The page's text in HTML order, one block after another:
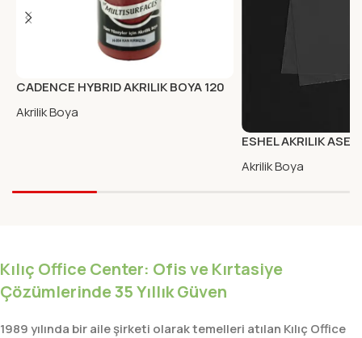
CADENCE HYBRID AKRILIK BOYA 120
Akrilik Boya
ESHEL AKRILIK
Akrilik Boya
Kılıç Office Center: Ofis ve Kırtasiye
Çözümlerinde 35 Yıllık Güven
1989 yılında bir aile şirketi olarak temelleri atılan Kılıç Office